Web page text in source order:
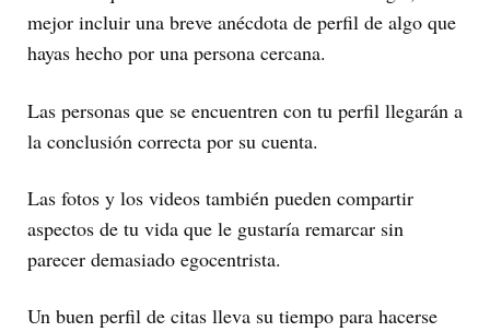
mejor incluir una breve anécdota de perfil de algo que
hayas hecho por una persona cercana.
Las personas que se encuentren con tu perfil llegarán a
la conclusión correcta por su cuenta.
Las fotos y los videos también pueden compartir
aspectos de tu vida que le gustaría remarcar sin
parecer demasiado egocentrista.
Un buen perfil de citas lleva su tiempo para hacerse